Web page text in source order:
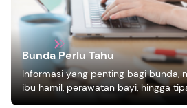
Bunda Perlu Tahu
Informasi yang penting bagi bunda,
ibu hamil, perawatan bayi, hingga
mengasuh anak